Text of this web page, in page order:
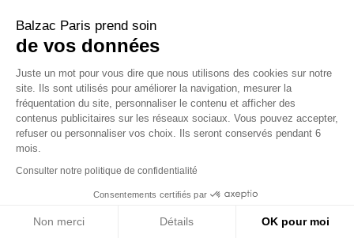
Balzac Paris prend soin
de vos données
Juste un mot pour vous dire que nous utilisons des cookies sur notre
site. Ils sont utilisés pour améliorer la navigation, mesurer la
fréquentation du site, personnaliser le contenu et afficher des
contenus publicitaires sur les réseaux sociaux. Vous pouvez accepter,
refuser ou personnaliser vos choix. Ils seront conservés pendant 6
mois.
Consulter notre politique de confidentialité
Consentements certifiés par
Non merci Détails OK pour moi